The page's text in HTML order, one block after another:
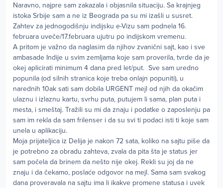
Naravno, najpre sam zakazala i objasnila situaciju. Sa krajnjeg
istoka Srbije sam a ne iz Beograda pa su mi izašli u susret.
Zahtev za jednogodišnju indijsku e-Vizu sam podnela 16.
februara uveče/17.februara ujutru po indijskom vremenu.
A pritom je važno da naglasim da njihov zvanični sajt, kao i sve
ambasade Indije u svim zemljama koje sam proverila, tvrde da je
okej aplicirati minimum 4 dana pred let/put. Sve sam uredno
popunila (od silnih stranica koje treba onlajn popuniti), u
narednih 10ak sati sam dobila URGENT mejl od njih da okačim
ulaznu i izlaznu kartu, svrhu puta, putujem li sama, plan puta i
mesta, i smeštaj. Tražili su mi da znaju i podatke o zaposlenju pa
sam im rekla da sam frilenser i da su svi ti podaci isti ti koje sam
unela u aplikaciju.
Moja prijateljica iz Delija je nakon 72 sata, koliko na sajtu piše da
je potrebno za obradu zahteva, zvala da pita šta je status jer
sam počela da brinem da nešto nije okej. Rekli su joj da ne
znaju i da čekamo, poslaće odgovor na mejl. Sama sam svakog
dana proveravala na sajtu ima li ikakve promene statusa i uvek